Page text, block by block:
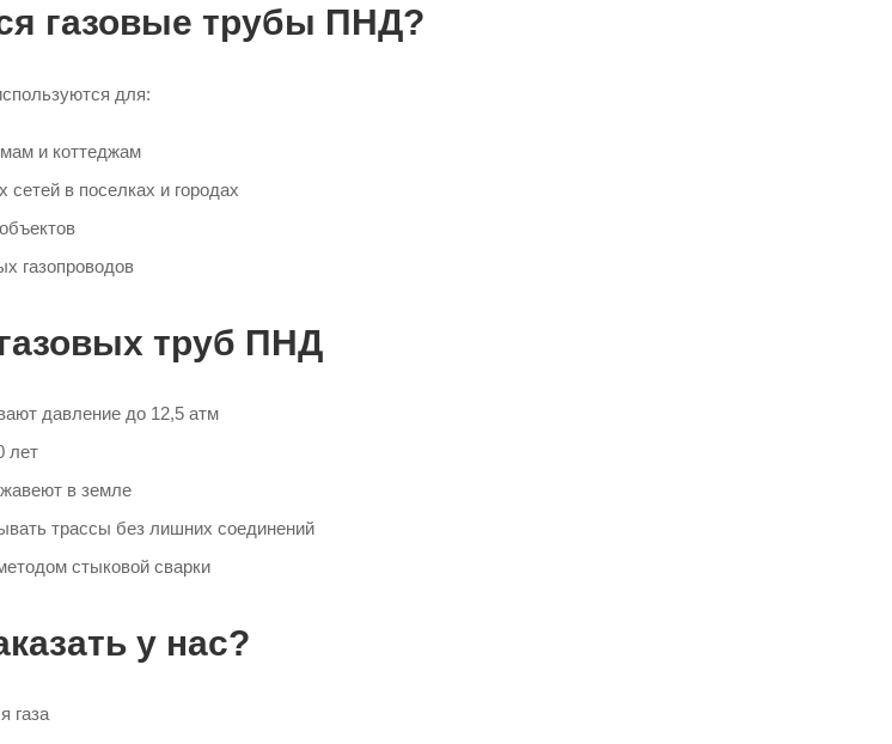
газовые трубы ПНД?
для:
и коттеджам
в поселках и городах
газопроводов
труб ПНД
давление до 12,5 атм
лет
в земле
трассы без лишних соединений
стыковой сварки
у нас?
газа